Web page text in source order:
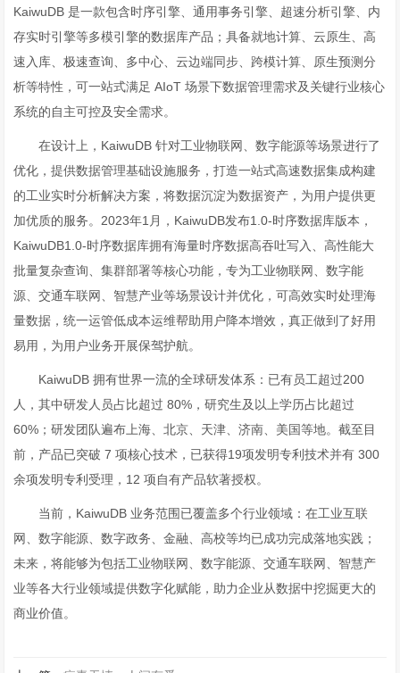
KaiwuDB 是一款包含时序引擎、通用事务引擎、超速分析引擎、内
存实时引擎等多模引擎的数据库产品；具备就地计算、云原生、高
速入库、极速查询、多中心、云边端同步、跨模计算、原生预测分
析等特性，可一站式满足 AIoT 场景下数据管理需求及关键行业核心
系统的自主可控及安全需求。
在设计上，KaiwuDB 针对工业物联网、数字能源等场景进行了
优化，提供数据管理基础设施服务，打造一站式高速数据集成构建
的工业实时分析解决方案，将数据沉淀为数据资产，为用户提供更
加优质的服务。2023年1月，KaiwuDB发布1.0-时序数据库版本，
KaiwuDB1.0-时序数据库拥有海量时序数据高吞吐写入、高性能大
批量复杂查询、集群部署等核心功能，专为工业物联网、数字能
源、交通车联网、智慧产业等场景设计并优化，可高效实时处理海
量数据，统一运管低成本运维帮助用户降本增效，真正做到了好用
易用，为用户业务开展保驾护航。
KaiwuDB 拥有世界一流的全球研发体系：已有员工超过200
人，其中研发人员占比超过 80%，研究生及以上学历占比超过
60%；研发团队遍布上海、北京、天津、济南、美国等地。截至目
前，产品已突破 7 项核心技术，已获得19项发明专利技术并有 300
余项发明专利受理，12 项自有产品软著授权。
当前，KaiwuDB 业务范围已覆盖多个行业领域：在工业互联
网、数字能源、数字政务、金融、高校等均已成功完成落地实践；
未来，将能够为包括工业物联网、数字能源、交通车联网、智慧产
业等各大行业领域提供数字化赋能，助力企业从数据中挖掘更大的
商业价值。